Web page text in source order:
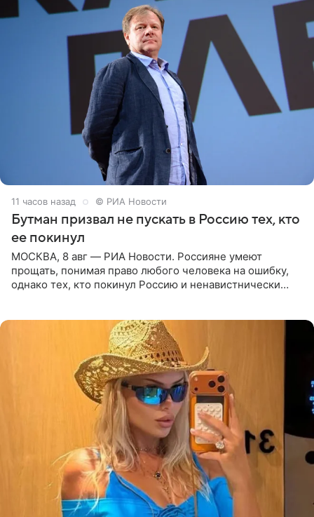
11 часов назад © РИА Новости
Бутман призвал не пускать в Россию тех, кто
ее покинул
МОСКВА, 8 авг — РИА Новости. Россияне умеют
прощать, понимая право любого человека на ошибку,
однако тех, кто покинул Россию и ненавистнически